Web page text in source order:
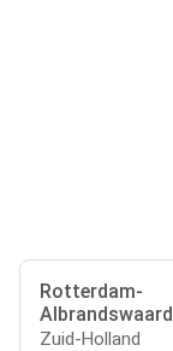
Rotterdam-
Albrandswaard
Zuid-Holland